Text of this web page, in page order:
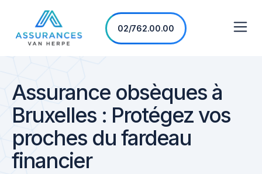
02/762.00.00
Assurance obsèques à
Bruxelles : Protégez vos
proches du fardeau
financier